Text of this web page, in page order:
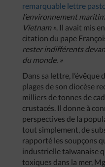
remarquable lettre
l’environnement
Vietnam ». Il avait mis
citation du pape
rester indifférents
du monde. »
Dans sa lettre, l’évêque
plages de son diocèse
milliers de tonnes de
crustacés. Il donne à
perspectives de la
tout simplement, de
rapporté les soupçons
industrielle taïwanaise
toxiques dans la mer,